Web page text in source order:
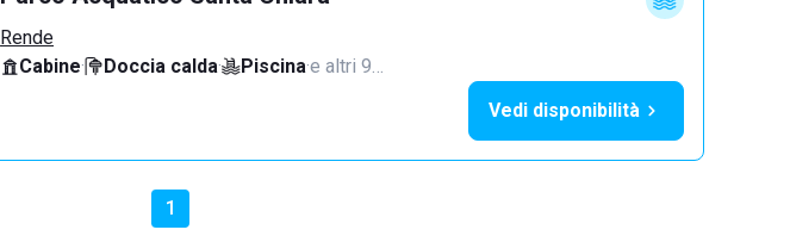
Rende
Cabine· Doccia calda· Piscina·e altri 9…
Vedi disponibilità
1